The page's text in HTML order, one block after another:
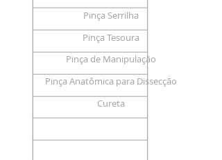
Pinça Serrilha
Pinça Tesoura
Pinça de Manipulação
Pinça Anatômica para Dissecção
Cureta